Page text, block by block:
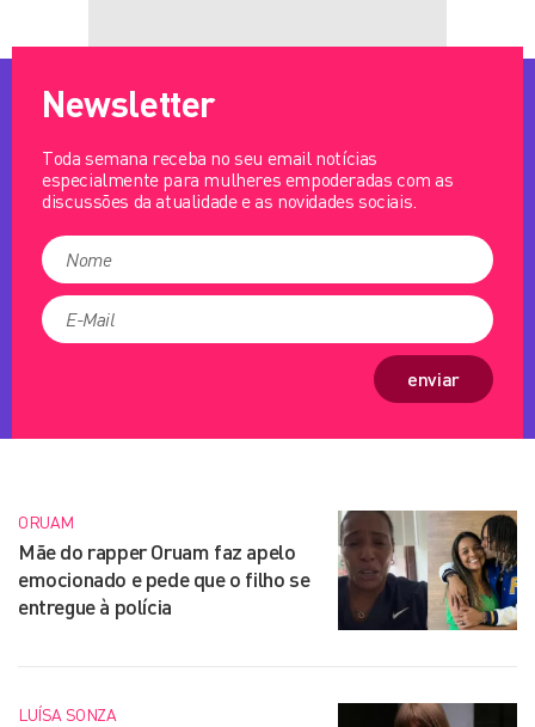
Newsletter
Toda semana receba no seu email notícias
especialmente para mulheres empoderadas com as
discussões da atualidade e as novidades sociais.
enviar
ORUAM
Mãe do rapper Oruam faz apelo
emocionado e pede que o filho se
entregue à polícia
LUÍSA SONZA